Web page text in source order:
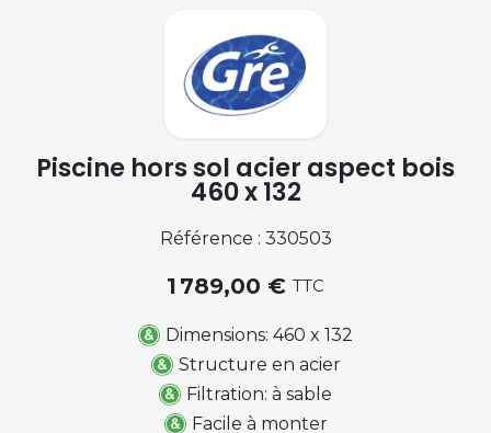
Piscine hors sol acier aspect bois
460 x 132
Référence : 330503
1 789,00 € TTC
Dimensions: 460 x 132
Structure en acier
Filtration: à sable
Facile à monter